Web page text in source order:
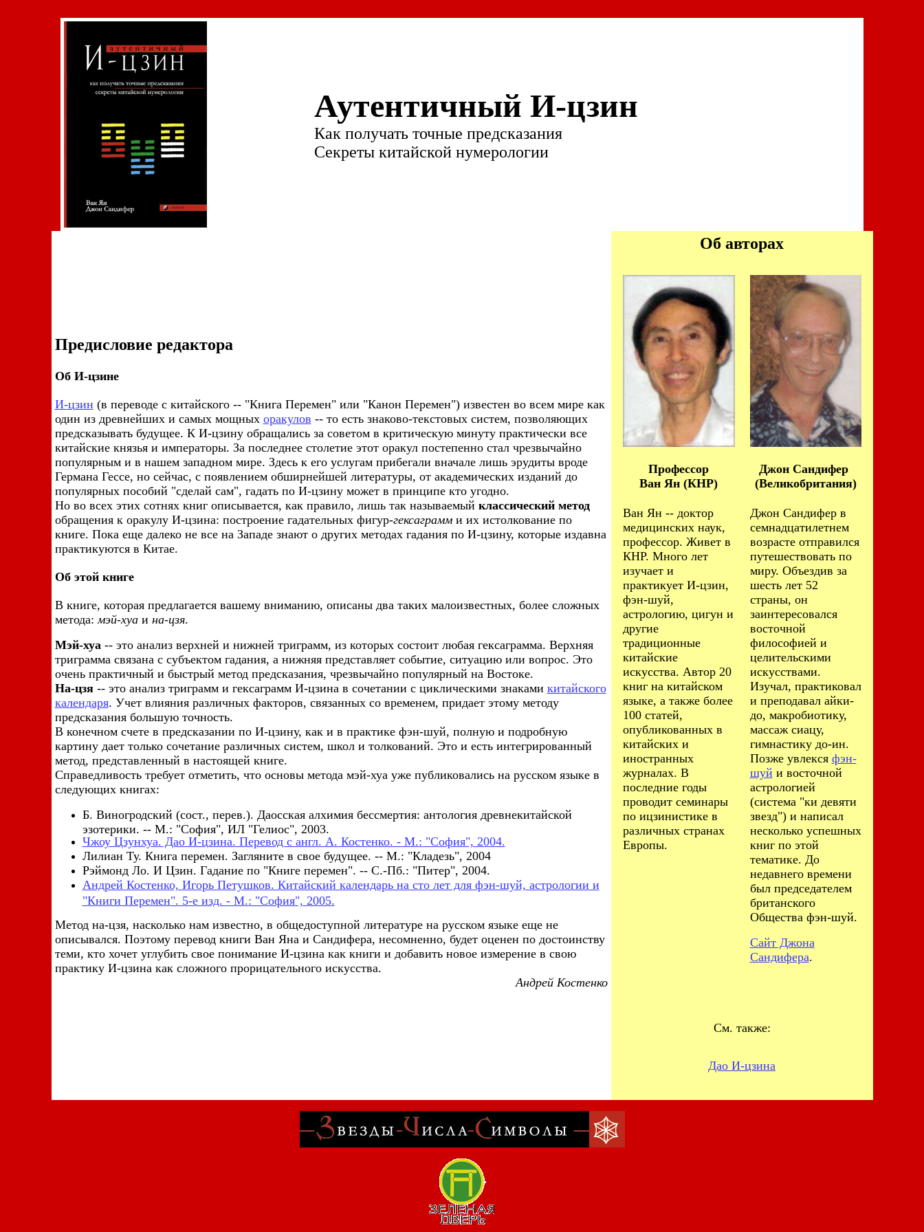
Аутентичный И-цзин
Как получать точные предсказания
Секреты китайской нумерологии
Предисловие редактора
Об И-цзине
И-цзин (в переводе с китайского -- "Книга Перемен" или "Канон Перемен") известен во всем мире как
один из древнейших и самых мощных оракулов -- то есть знаково-текстовых систем, позволяющих
предсказывать будущее. К И-цзину обращались за советом в критическую минуту практически все
китайские князья и императоры. За последнее столетие этот оракул постепенно стал чрезвычайно
популярным и в нашем западном мире. Здесь к его услугам прибегали вначале лишь эрудиты вроде
Германа Гессе, но сейчас, с появлением обширнейшей литературы, от академических изданий до
популярных пособий "сделай сам", гадать по И-цзину может в принципе кто угодно.
Но во всех этих сотнях книг описывается, как правило, лишь так называемый классический метод
обращения к оракулу И-цзина: построение гадательных фигур-гексаграмми их истолкование по
книге. Пока еще далеко не все на Западе знают о других методах гадания по И-цзину, которые издавна
практикуются в Китае.
Об этой книге
В книге, которая предлагается вашему вниманию, описаны два таких малоизвестных, более сложных
метода: мэй-хуаи на-цзя.
Мэй-хуа -- это анализ верхней и нижней триграмм, из которых состоит любая гексаграмма. Верхняя
триграмма связана с субъектом гадания, а нижняя представляет событие, ситуацию или вопрос. Это
очень практичный и быстрый метод предсказания, чрезвычайно популярный на Востоке.
На-цзя -- это анализ триграмм и гексаграмм И-цзина в сочетании с циклическими знаками китайского
календаря. Учет влияния различных факторов, связанных со временем, придает этому методу
предсказания большую точность.
В конечном счете в предсказании по И-цзину, как и в практике фэн-шуй, полную и подробную
картину дает только сочетание различных систем, школ и толкований. Это и есть интегрированный
метод, представленный в настоящей книге.
Справедливость требует отметить, что основы метода мэй-хуа уже публиковались на русском языке в
следующих книгах:
Б. Виногродский (сост., перев.). Даосская алхимия бессмертия: антология древнекитайской
эзотерики. -- М.: "София", ИЛ "Гелиос", 2003.
Чжоу Цзунхуа. Дао И-цзина. Перевод с англ. А. Костенко. - М.: "София", 2004.
Лилиан Ту. Книга перемен. Загляните в свое будущее. -- М.: "Кладезь", 2004
Рэймонд Ло. И Цзин. Гадание по "Книге перемен". -- С.-Пб.: "Питер", 2004.
Андрей Костенко, Игорь Петушков. Китайский календарь на сто лет для фэн-шуй, астрологии и
"Книги Перемен". 5-е изд. - М.: "София", 2005.
Метод на-цзя, насколько нам известно, в общедоступной литературе на русском языке еще не
описывался. Поэтому перевод книги Ван Яна и Сандифера, несомненно, будет оценен по достоинству
теми, кто хочет углубить свое понимание И-цзина как книги и добавить новое измерение в свою
практику И-цзина как сложного прорицательного искусства.
Андрей Костенко
Об авторах
Профессор
Ван Ян (КНР)
Джон Сандифер
(Великобритания)
Ван Ян -- доктор
медицинских наук,
профессор. Живет в
КНР. Много лет
изучает и
практикует И-цзин,
фэн-шуй,
астрологию, цигун и
другие
традиционные
китайские
искусства. Автор 20
книг на китайском
языке, а также более
100 статей,
опубликованных в
китайских и
иностранных
журналах. В
последние годы
проводит семинары
по ицзинистике в
различных странах
Европы.
Джон Сандифер в
семнадцатилетнем
возрасте отправился
путешествовать по
миру. Объездив за
шесть лет 52
страны, он
заинтересовался
восточной
философией и
целительскими
искусствами.
Изучал, практиковал
и преподавал айки-
до, макробиотику,
массаж сиацу,
гимнастику до-ин.
Позже увлекся фэн-
шуй и восточной
астрологией
(система "ки девяти
звезд") и написал
несколько успешных
книг по этой
тематике. До
недавнего времени
был председателем
британского
Общества фэн-шуй.
Сайт Джона
Сандифера.
См. также:
Дао И-цзина